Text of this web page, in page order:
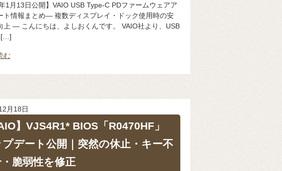
1月13日公開】VAIO USB Type-C PDファームウェアア
ト情報まとめ― 複数ディスプレイ・ドック使用時の安
上 ― こんにちは、よしおくんです。 VAIO社より、USB
[…]
む
月18日
】VJS4R1* BIOS「R0470HF」
プデート公開｜突然の休止・キー不
脆弱性を修正